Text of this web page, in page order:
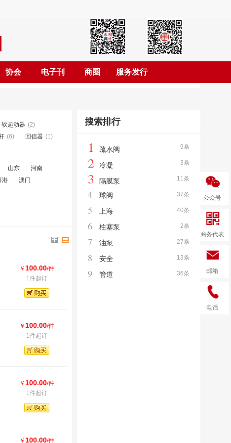
协会 电子刊 商圈 服务发行
软起动器 (2)
(6) 回信器 (1)
山东
河南
港
澳门
￥ 100.00/件
1件起订
￥ 100.00/件
1件起订
￥ 100.00/件
1件起订
￥ 100.00/件
搜索排行
9条
1 疏水阀
3条
2 冷凝
11条
3 隔膜泵
37条
4 球阀
40条
5 上海
2条
6 柱塞泵
27条
7 油泵
13条
8 安全
36条
9 管道
公众号
商务代表
邮箱
电话